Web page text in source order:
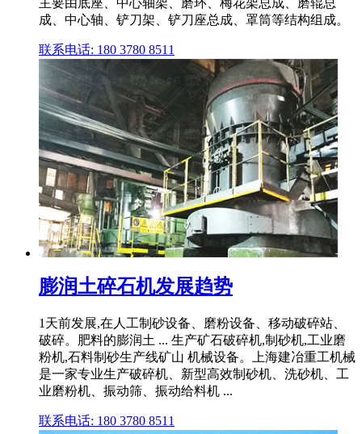
成、中心轴、铲刀架、铲刀座总成、罩筒等结构组成。
联系电话: 180 3780 8511
膨润土碎石机发展趋势
1天前发展,在人工制砂设备、磨粉设备、移动破碎站、
破碎。肥料的膨润土 ... 生产矿石破碎机,制砂机,工业磨
粉机,石料制砂生产线矿山 机械设备。上海建冶重工机械
是一家专业生产破碎机、新型高效制砂机、洗砂机、工
业磨粉机、振动筛、振动给料机 ...
联系电话: 180 3780 8511